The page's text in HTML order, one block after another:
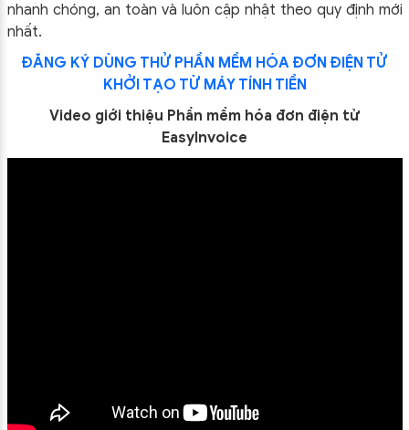
nhanh chóng, an toàn và luôn cập nhật theo quy định mới
nhất.
ĐĂNG KÝ DÙNG THỬ PHẦN MỀM HÓA ĐƠN ĐIỆN TỬ
KHỞI TẠO TỪ MÁY TÍNH TIỀN
Video giới thiệu Phần mềm hóa đơn điện tử
EasyInvoice